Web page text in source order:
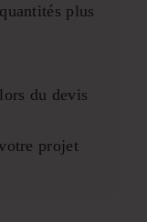
plus
du devis
projet